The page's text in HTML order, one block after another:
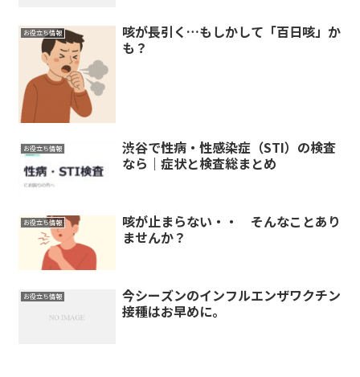
お役立ち情報
咳が長引く…もしかして「百日咳」か
も？
お役立ち情報
渋谷で性病・性感染症（STI）の検査
なら｜症状と検査総まとめ
お役立ち情報
咳が止まらない・・ そんなことあり
ませんか？
お役立ち情報
今シーズンのインフルエンザワクチン
接種はお早めに。